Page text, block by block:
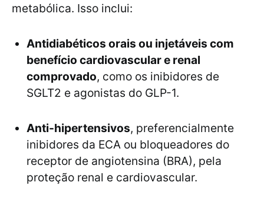
metabólica. Isso inclui:
Antidiabéticos orais ou injetáveis com
benefício cardiovascular e renal
comprovado, como os inibidores de
SGLT2 e agonistas do GLP-1.
Anti-hipertensivos, preferencialmente
inibidores da ECA ou bloqueadores do
receptor de angiotensina (BRA), pela
proteção renal e cardiovascular.